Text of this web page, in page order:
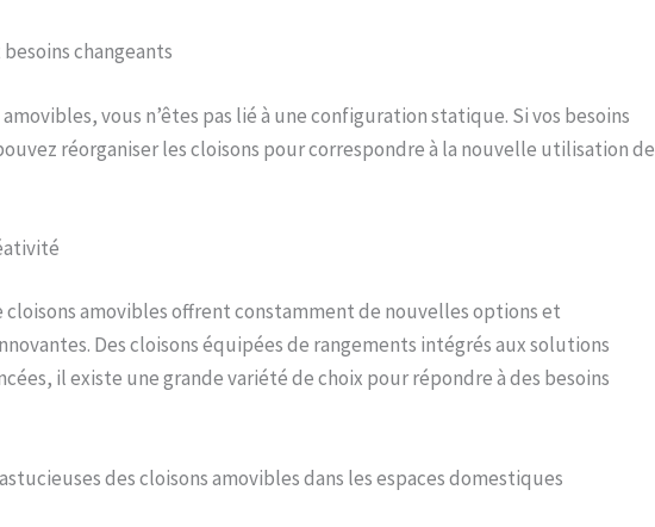
changeants
vous n’êtes pas lié à une configuration statique. Si vos besoins
réorganiser les cloisons pour correspondre à la nouvelle utilisation de
cloisons amovibles offrent constamment de nouvelles options et
Des cloisons équipées de rangements intégrés aux solutions
il existe une grande variété de choix pour répondre à des besoins
des cloisons amovibles dans les espaces domestiques